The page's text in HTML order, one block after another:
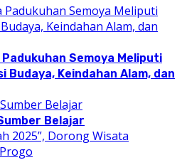
Semoya Meliputi
Budaya, Keindahan Alam, dan
Belajar